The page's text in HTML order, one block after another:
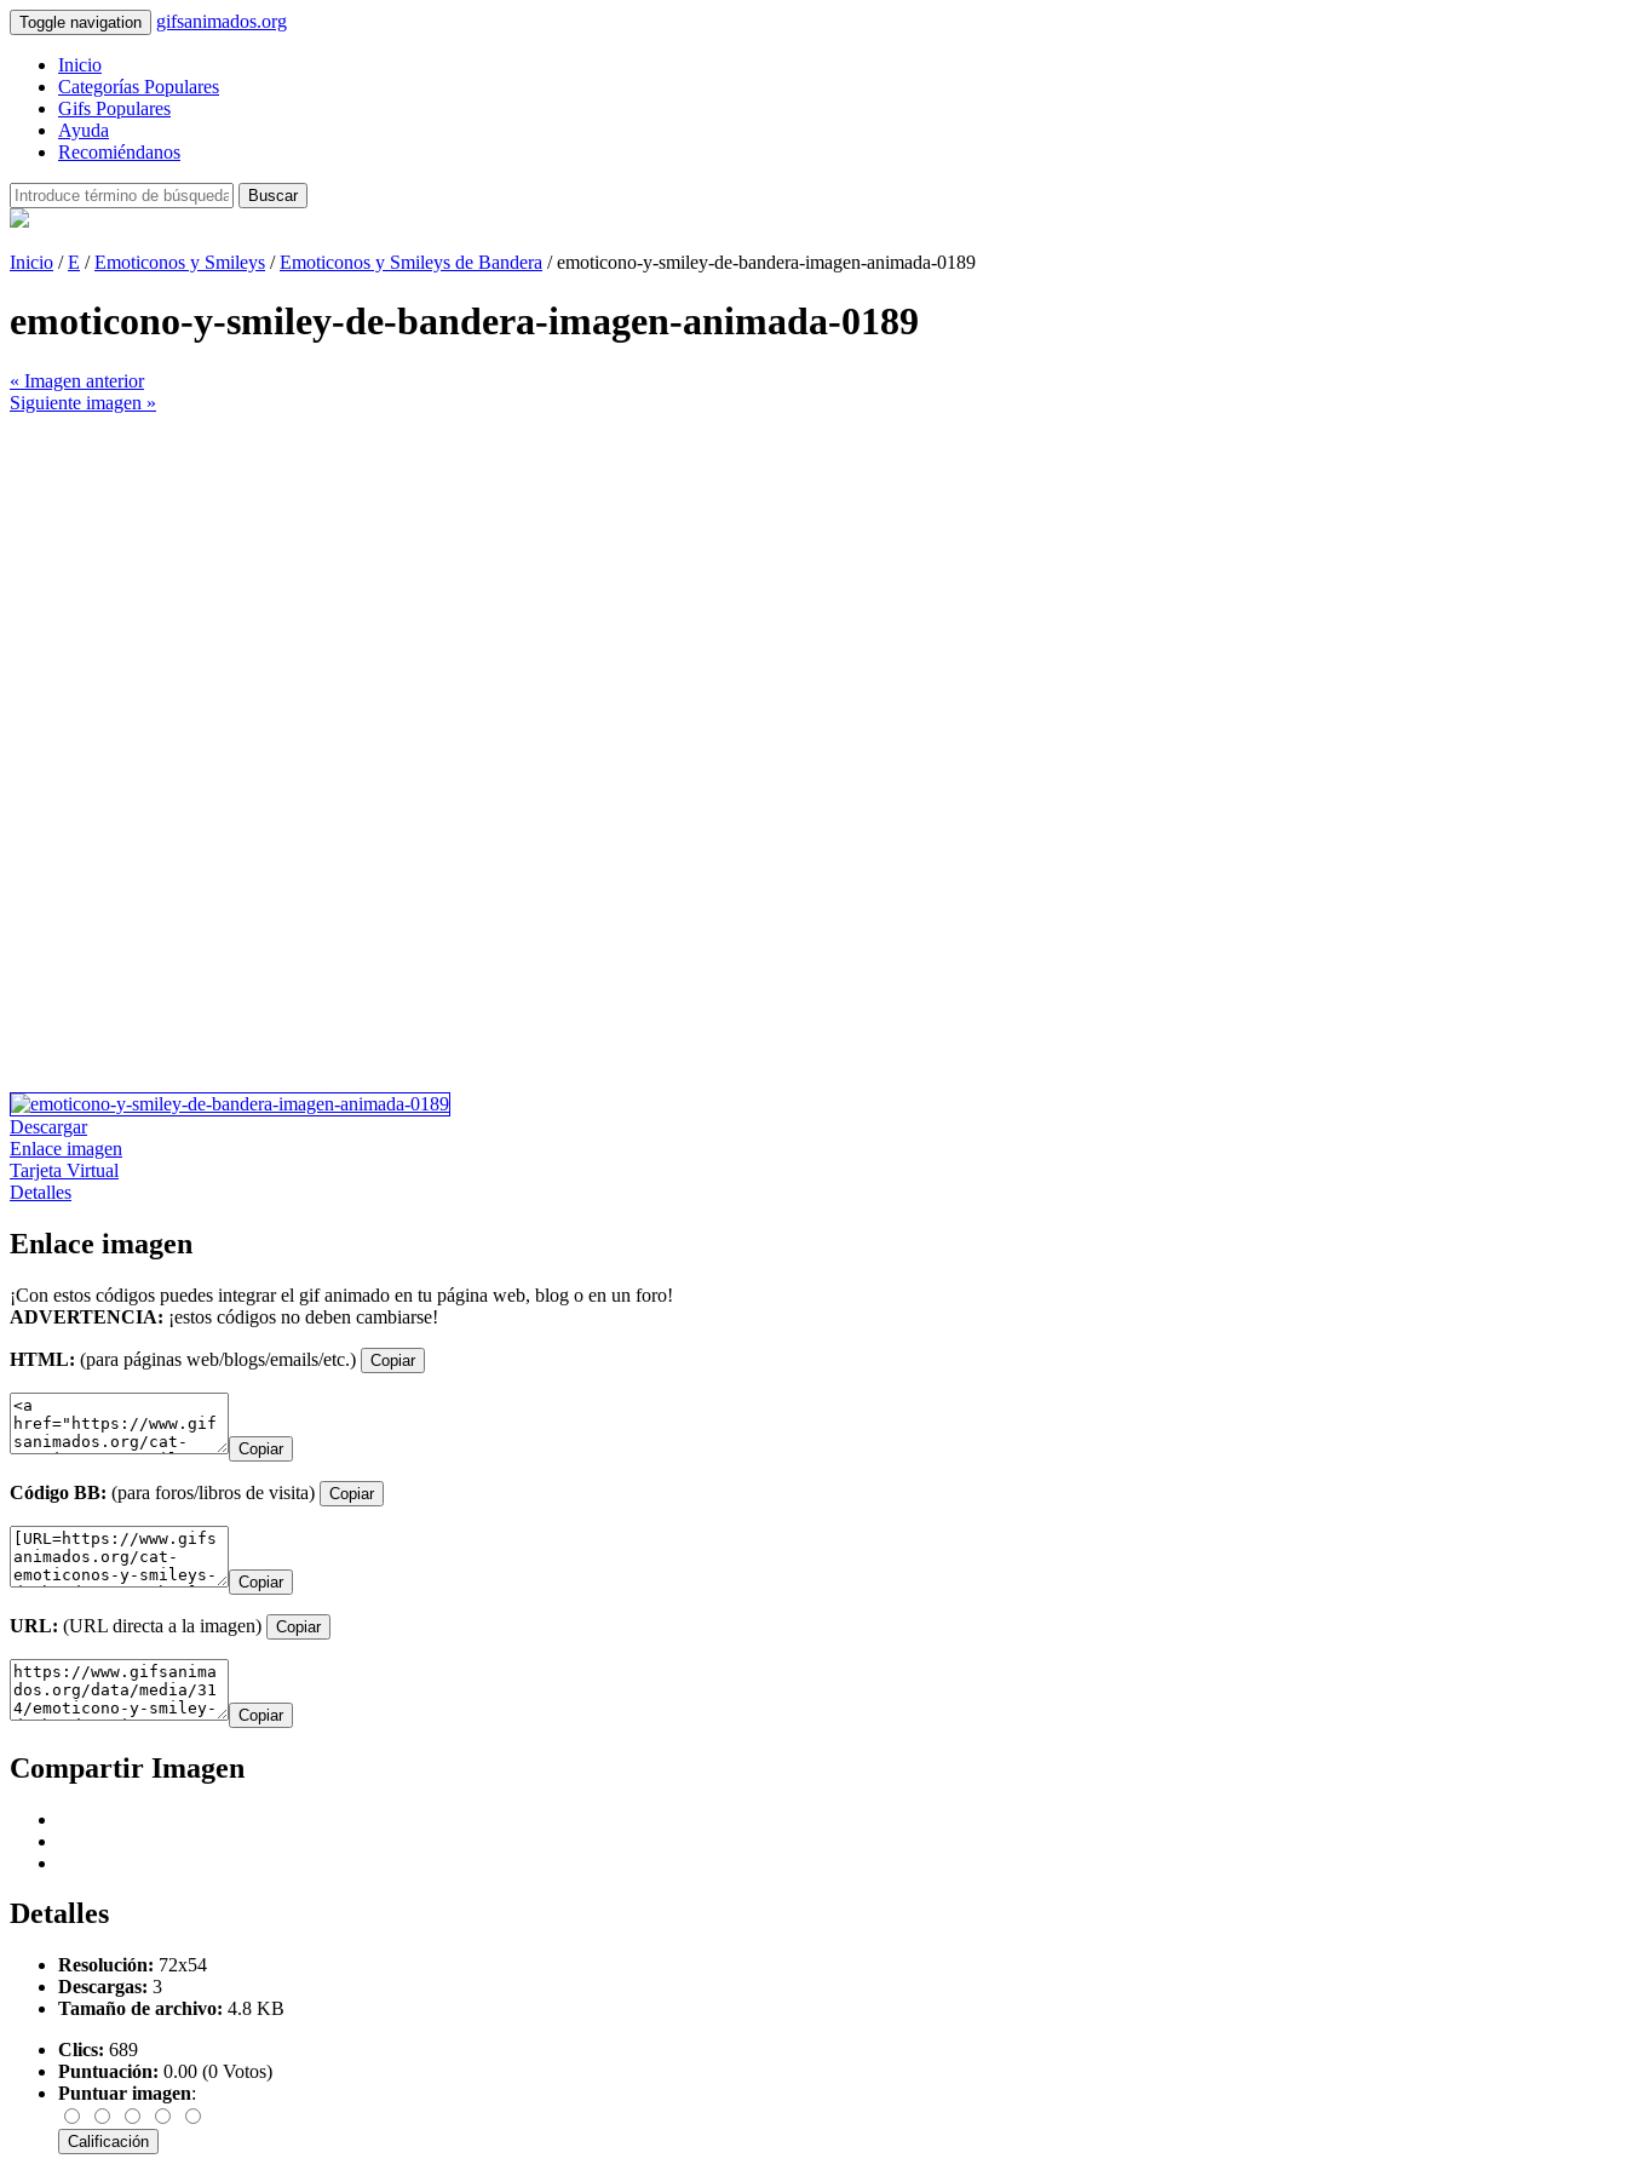
Toggle navigation gifsanimados.org
Inicio
Categorías Populares
Gifs Populares
Ayuda
Recomiéndanos
Buscar
Inicio /E /Emoticonos y Smileys /Emoticonos y Smileys de Bandera / emoticono-y-smiley-de-bandera-imagen-animada-0189
emoticono-y-smiley-de-bandera-imagen-animada-0189
« Imagen anterior
Siguiente imagen »
Descargar
Enlace imagen
Tarjeta Virtual
Detalles
Enlace imagen
¡Con estos códigos puedes integrar el gif animado en tu página web, blog o en un foro!
ADVERTENCIA: ¡estos códigos no deben cambiarse!
HTML: (para páginas web/blogs/emails/etc.) Copiar
Copiar
Código BB: (para foros/libros de visita) Copiar
Copiar
URL: (URL directa a la imagen) Copiar
Copiar
Compartir Imagen
Detalles
Resolución: 72x54
Descargas: 3
Tamaño de archivo: 4.8 KB
Clics: 689
Puntuación: 0.00 (0 Votos)
Puntuar imagen: